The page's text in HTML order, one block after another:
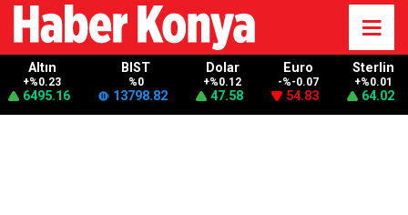
Altın
+%0.23
6495.16
BIST
%0
13798.82
Dolar
+%0.12
47.58
Euro
-%-0.07
54.83
Sterlin
+%0.01
64.02